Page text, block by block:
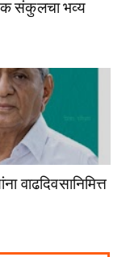
संकुलचा भव्य
वाढदिवसानिमित्त